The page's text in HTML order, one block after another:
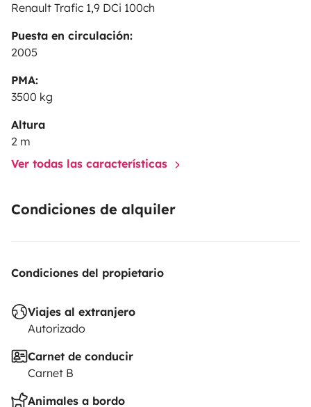
Renault Trafic 1,9 DCi 100ch
Puesta en circulación:
2005
PMA:
3500 kg
Altura
2 m
Ver todas las características
Condiciones de alquiler
Condiciones del propietario
Viajes al extranjero
Autorizado
Carnet de conducir
Carnet B
Animales a bordo